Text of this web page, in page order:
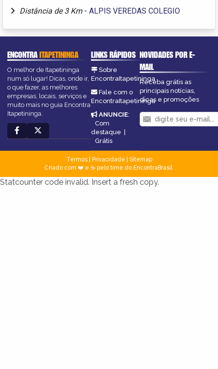
Distância de 3 Km - ALPIS VEREDAS COLEGIO
ENCONTRAITAPETININGA
O melhor de Itapetininga
num só lugar! Dicas, onde ir,
o que fazer, as melhores
empresas, locais, serviços e
muito mais no guia Encontra
Itapetininga.
LINKS RÁPIDOS
Sobre
EncontraItapetininga
Fale com o
EncontraItapetininga
ANUNCIE:
Com
destaque |
Grátis
NOVIDADES POR E-
MAIL
Receba grátis as
principais notícias,
dicas e promoções
Termos| Privacidade
Sitemap
Criado com ❤️ e ☕ pelo time do EncontraBrasil
Statcounter code invalid. Insert a fresh copy.